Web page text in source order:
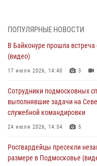
Подмосковье
05 августа 2026, 15:52
подозреваемые в
изготовлении поддельных
05 августа 2026, 15:48
отработали навыки огневой
04 августа 2026, 12:21 4
ПОПУЛЯРНЫЕ НОВОСТИ
В Байконуре прошла
(видео)
17 июля 2026, 14:40 3
Сотрудники подмосковных
выполнявшие задачи на
служебной командировки
24 июля 2026, 14:54 5
Росгвардейцы пресекли
размере в Подмосковье